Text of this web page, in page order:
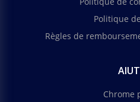
Politique
Règles de
Chrome